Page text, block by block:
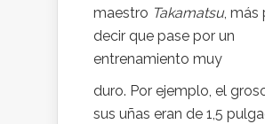
maestro Takamatsu, más
decir que pase por un
entrenamiento muy
duro. Por ejemplo, el
sus uñas eran de 1,5